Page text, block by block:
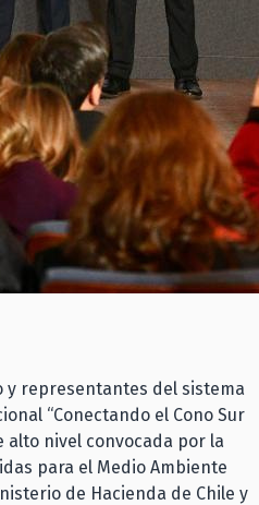
y representantes del sistema
“Conectando el Cono Sur
alto nivel convocada por la
para el Medio Ambiente
de Hacienda de Chile y